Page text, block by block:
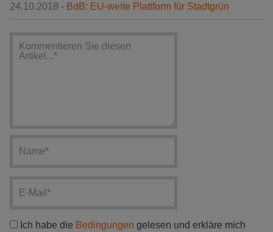
24.10.2018 - BdB: EU-weite Plattform für Stadtgrün
Ich habe die Bedingungen gelesen und erkläre mich